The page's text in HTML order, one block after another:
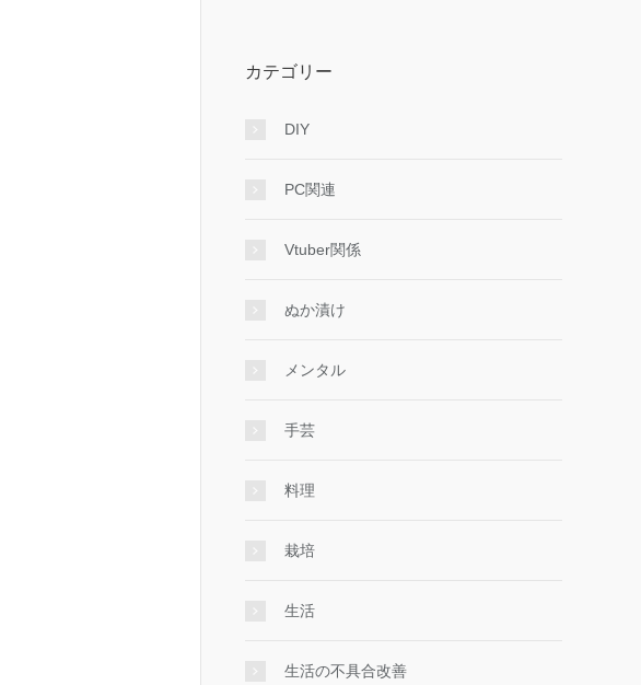
カテゴリー
DIY
PC関連
Vtuber関係
ぬか漬け
メンタル
手芸
料理
栽培
生活
生活の不具合改善